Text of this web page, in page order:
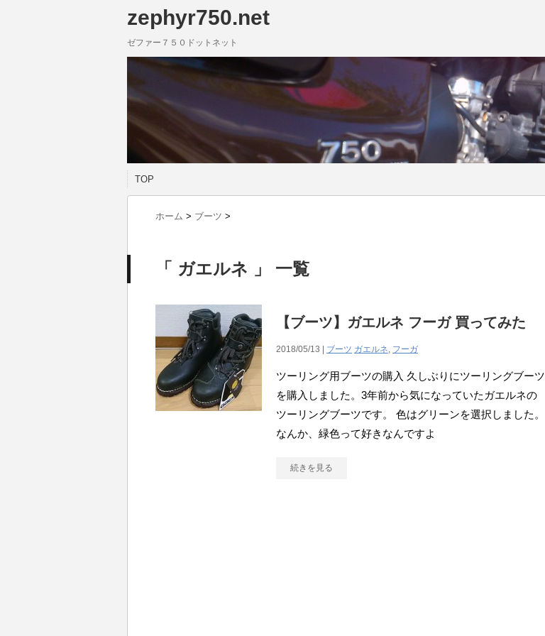
zephyr750.net
ゼファー７５０ドットネット
TOP
ホーム > ブーツ >
「 ガエルネ 」 一覧
【ブーツ】ガエルネ フーガ 買ってみた
2018/05/13 | ブーツ ガエルネ, フーガ
ツーリング用ブーツの購入 久しぶりにツーリングブーツ
を購入しました。3年前から気になっていたガエルネの
ツーリングブーツです。 色はグリーンを選択しました。
なんか、緑色って好きなんですよ
続きを見る